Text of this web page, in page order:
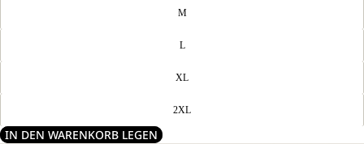
M
L
XL
2XL
IN DEN WARENKORB LEGEN